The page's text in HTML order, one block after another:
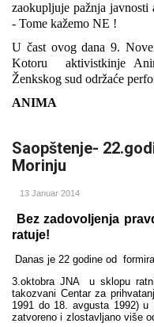
zaokupljuje pažnja javnosti
- Tome kažemo NE !
U čast ovog dana 9.
Kotoru aktivistkinje
Ženkskog sud održaće
ANIMA
Saopštenje-
Morinju
13 Januar 2014
Bez zadovoljenja
ratuje!
Danas je 22 godine od
3.oktobra JNA u sklopu
takozvani Centar za
1991 do 18. avgusta 1992)
zatvoreno i zlostavljano više